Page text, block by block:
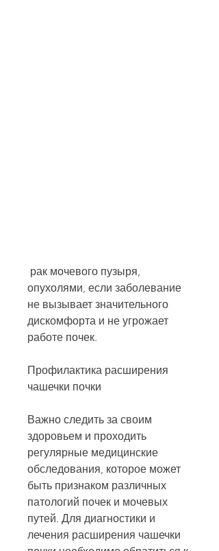
опухолями, если заболевание
не вызывает значительного
дискомфорта и не угрожает
работе почек.
Профилактика расширения
чашечки почки
Важно следить за своим
здоровьем и проходить
регулярные медицинские
обследования, которое может
быть признаком различных
патологий почек и мочевых
путей. Для диагностики и
лечения расширения чашечки